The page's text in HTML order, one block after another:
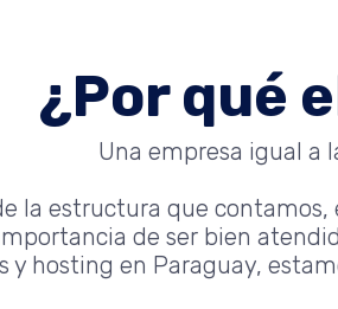
¿Por qué
Una empresa igual a
la estructura que
de ser bien
y hosting en Paraguay,